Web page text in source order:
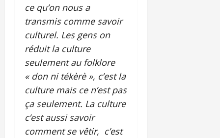
ce qu’on nous a
transmis comme savoir
culturel. Les gens on
réduit la culture
seulement au folklore
« don ni tékèrè », c’est la
culture mais ce n’est pas
ça seulement. La culture
c’est aussi savoir
comment se vêtir, c’est